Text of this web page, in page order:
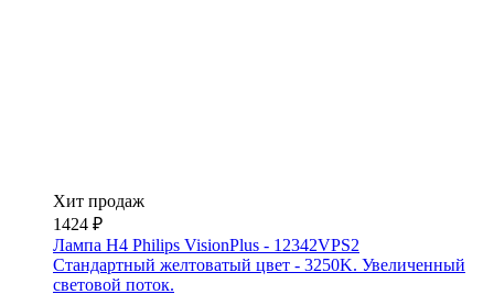
Хит продаж
1424 ₽
Лампа H4 Philips VisionPlus - 12342VPS2
Стандартный желтоватый цвет - 3250K. Увеличенный
световой поток.